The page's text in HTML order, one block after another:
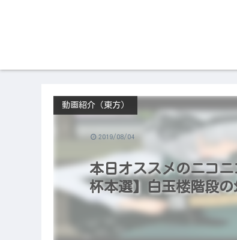
本日オススメのニコ
杯本選】白玉楼階段の
動画紹介（東方）
2019/08/04